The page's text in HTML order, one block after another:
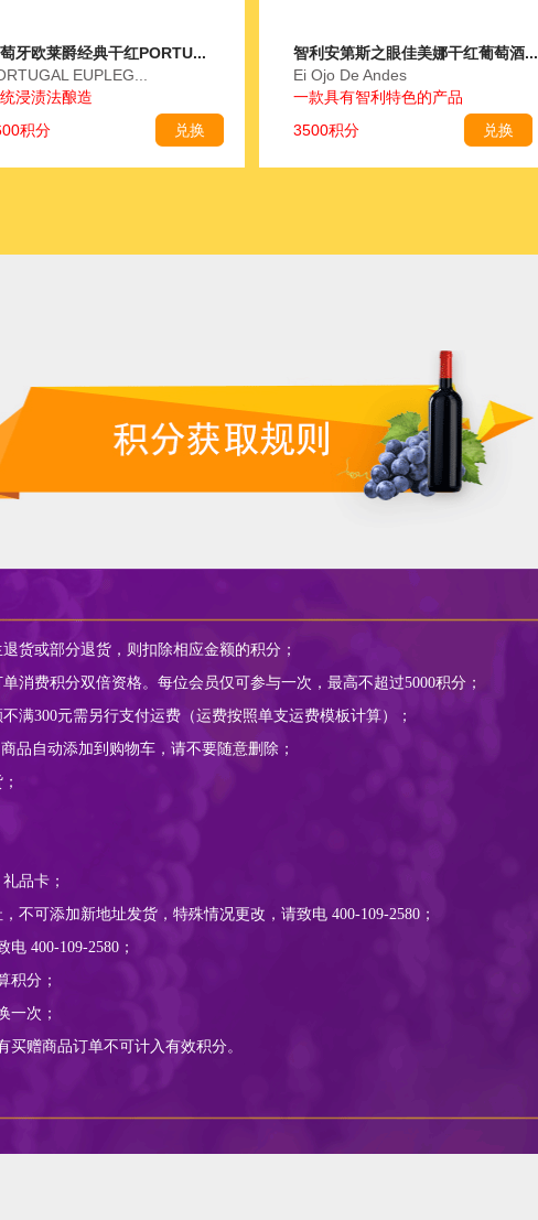
牙欧莱爵经典干红PORTU...
EUPLEG...
浸渍法酿造
积分
兑换
智利安第斯之眼佳美娜干红葡萄酒...
Ei Ojo De Andes
一款具有智利特色的产品
3500积分
兑换
货或部分退货，则扣除相应金额的积分；
消费积分双倍资格。每位会员仅可参与一次，最高不超过5000积分；
满300元需另行支付运费（运费按照单支运费模板计算）；
品自动添加到购物车，请不要随意删除；
品卡；
不可添加新地址发货，特殊情况更改，请致电 400-109-2580；
400-109-2580；
积分；
一次；
买赠商品订单不可计入有效积分。